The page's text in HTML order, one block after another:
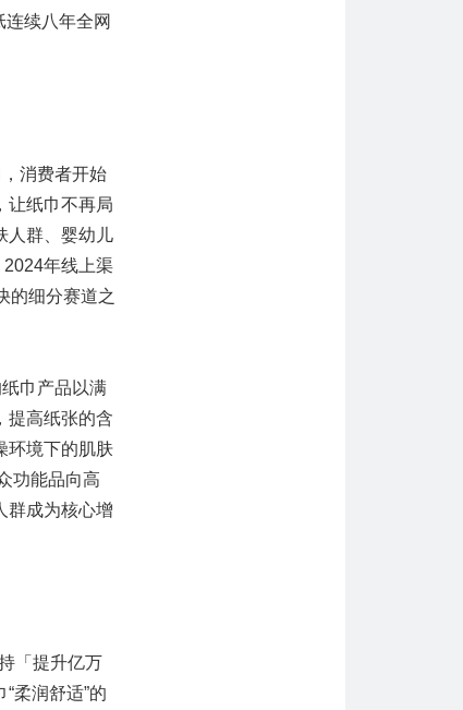
续八年全网
消费者开始
让纸巾不再局
人群、婴幼儿
年线上渠
的细分赛道之
巾产品以满
提高纸张的含
环境下的肌肤
功能品向高
群成为核心增
「提升亿万
柔润舒适”的